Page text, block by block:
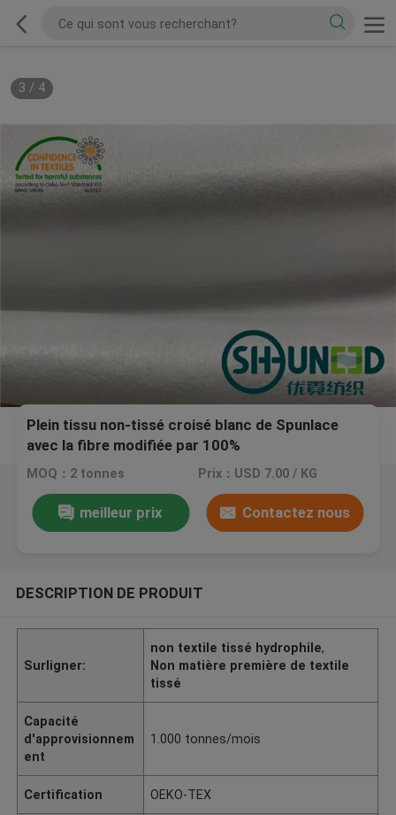
3 / 4
Plein tissu non-tissé croisé blanc de Spunlace
avec la fibre modifiée par 100%
MOQ：2 tonnes Prix：USD 7.00 / KG
meilleur prix Contactez nous
DESCRIPTION DE PRODUIT
Surligner:
non textile tissé hydrophile,
Non matière première de textile
tissé
Capacité
d'approvisionnem
ent
1.000 tonnes/mois
Certification OEKO-TEX